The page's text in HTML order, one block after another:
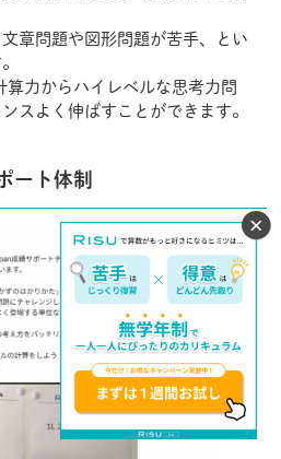
章問題や図形問題が苦手、とい
算力からハイレベルな思考力問
スよく伸ばすことができます。
ート体制